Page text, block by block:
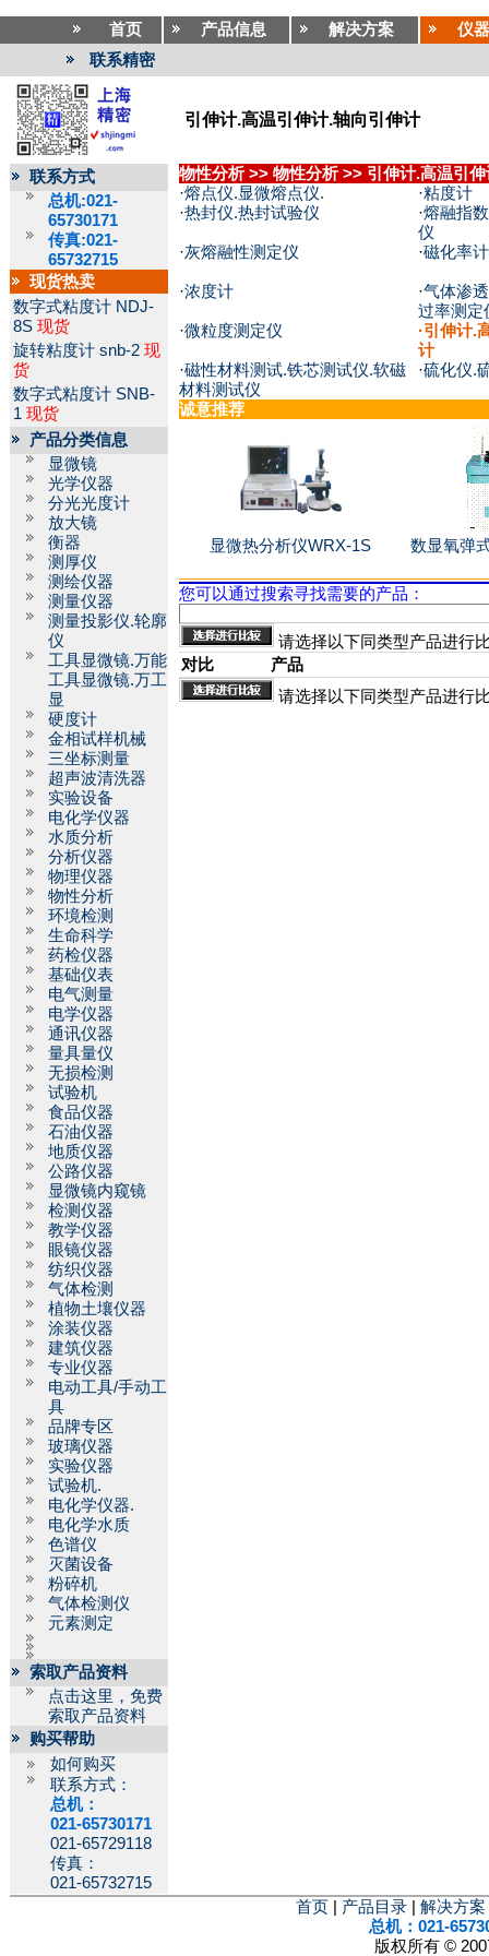
首页 产品信息 解决方案
仪
联系精密
引伸计.高温引伸计.轴向引伸计
联系方式
总机:021-
65730171
传真:021-
65732715
现货热卖
数字式粘度计 NDJ-
8S 现货
旋转粘度计 snb-2 现
货
数字式粘度计 SNB-
1 现货
产品分类信息
显微镜
光学仪器
分光光度计
放大镜
衡器
测厚仪
测绘仪器
测量仪器
测量投影仪.轮廓
仪
工具显微镜.万能
工具显微镜.万工
显
硬度计
金相试样机械
三坐标测量
超声波清洗器
实验设备
电化学仪器
水质分析
分析仪器
物理仪器
物性分析
环境检测
生命科学
药检仪器
基础仪表
电气测量
电学仪器
通讯仪器
量具量仪
无损检测
试验机
食品仪器
石油仪器
地质仪器
公路仪器
显微镜内窥镜
检测仪器
教学仪器
眼镜仪器
纺织仪器
气体检测
植物土壤仪器
涂装仪器
建筑仪器
专业仪器
电动工具/手动工
具
品牌专区
玻璃仪器
实验仪器
试验机.
电化学仪器.
电化学水质
色谱仪
灭菌设备
粉碎机
气体检测仪
元素测定
索取产品资料
点击这里，免费
索取产品资料
购买帮助
如何购买
联系方式：
总机：
021-65730171
021-65729118
传真：
021-65732715
物性分析 >> 物性分析 >> 引伸计.高温引
·熔点仪.显微熔点仪. ·粘度计
·热封仪.热封试验仪 ·熔融指
仪
·灰熔融性测定仪 ·磁化率计
·浓度计 ·气体渗
过率测定
·微粒度测定仪 ·引伸计.
计
·磁性材料测试.铁芯测试仪.软磁
材料测试仪
·硫化仪.
诚意推荐
显微热分析仪WRX-1S 数显氧弹
您可以通过搜索寻找需要的产品：
请选择以下同类型产品进行
对比
产品
请选择以下同类型产品进行
首页 产品目录 解决方案
总机：021-
版权所有 ©